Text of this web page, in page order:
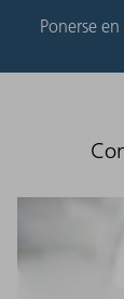
Ponerse